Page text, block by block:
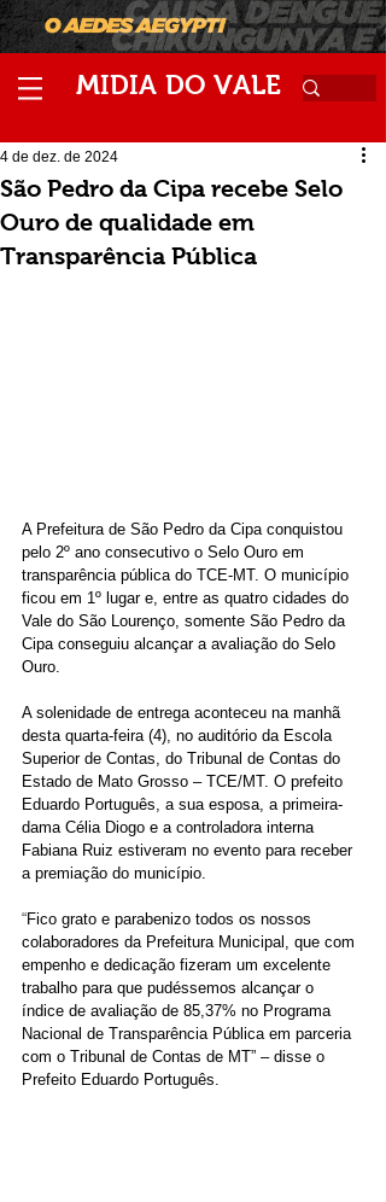
MIDIA DO VALE
São Pedro da Cipa recebe Selo
Ouro de qualidade em
Transparência Pública
4 de dez. de 2024
A Prefeitura de São Pedro da Cipa conquistou
pelo 2º ano consecutivo o Selo Ouro em
transparência pública do TCE-MT. O município
ficou em 1º lugar e, entre as quatro cidades do
Vale do São Lourenço, somente São Pedro da
Cipa conseguiu alcançar a avaliação do Selo
Ouro.
A solenidade de entrega aconteceu na manhã
desta quarta-feira (4), no auditório da Escola
Superior de Contas, do Tribunal de Contas do
Estado de Mato Grosso – TCE/MT. O prefeito
Eduardo Português, a sua esposa, a primeira-
dama Célia Diogo e a controladora interna
Fabiana Ruiz estiveram no evento para receber
a premiação do município.
“Fico grato e parabenizo todos os nossos
colaboradores da Prefeitura Municipal, que com
empenho e dedicação fizeram um excelente
trabalho para que pudéssemos alcançar o
índice de avaliação de 85,37% no Programa
Nacional de Transparência Pública em parceria
com o Tribunal de Contas de MT” – disse o
Prefeito Eduardo Português.